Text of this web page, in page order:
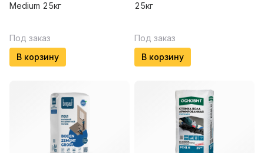
Medium 25кг
Под заказ
В корзину
25кг
Под заказ
В корзину